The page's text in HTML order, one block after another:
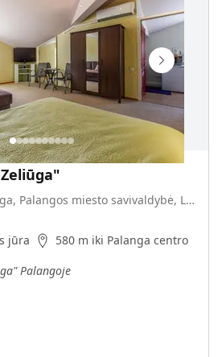
Žvejų g. 32, Palanga, Palangos miesto savivaldybė, Lietuva
jūra
580 m iki Palanga centro
Palangoje